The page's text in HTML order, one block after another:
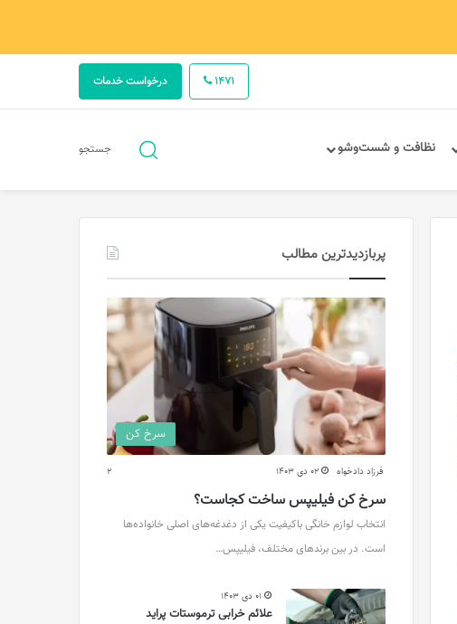
درخواست خدمات 1471
نظافت و شست‌وشو جستجوجستجو
پربازدیدترین مطالب
سرخ کن
فرزاد دادخواه 02 دی 1403 2
سرخ کن فیلیپس ساخت کجاست؟
انتخاب لوازم خانگی باکیفیت یکی از دغدغه‌های اصلی خانواده‌ها
است. در بین برندهای مختلف، فیلیپس…
01 دی 1403
علائم خرابی ترموستات پراید